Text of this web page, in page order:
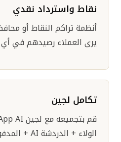
نقاط واسترداد نقدي
أنظمة تراكم النقاط أو
يرى العملاء رصيدهم في
تكامل لجين
الولاء + الدردشة AI + المدفوعات في نظام واحد.